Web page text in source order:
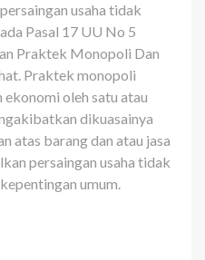
usaha tidak
Pasal 17 UU No 5
Praktek Monopoli Dan
. Praktek monopoli
oleh satu atau
dikuasainya
atas barang dan atau jasa
persaingan usaha tidak
umum.